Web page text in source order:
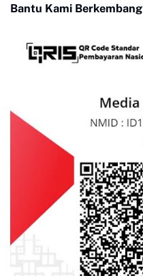
Bantu Kami Berkembang